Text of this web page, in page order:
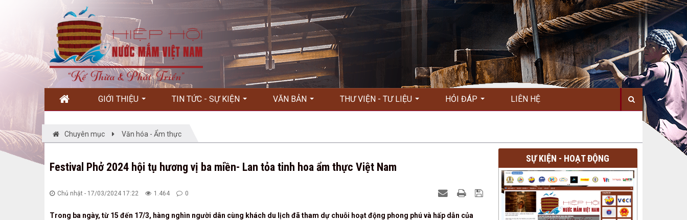
GIỚI THIỆU TIN TỨC - SỰ KIỆN VĂN BẢN THƯ VIỆN - TƯ LIỆU HỎI ĐÁP LIÊN HỆ
Chuyên mục Văn hóa - Ẩm thực
Festival Phở 2024 hội tụ hương vị ba miền- Lan tỏa tinh hoa ẩm thực Việt Nam
Chủ nhật - 17/03/2024 17:22 1.464 0
Trong ba ngày, từ 15 đến 17/3, hàng nghìn người dân cùng khách du lịch đã tham dự chuỗi hoạt động phong phú và hấp dẫn của
SỰ KIỆN - HOẠT ĐỘNG